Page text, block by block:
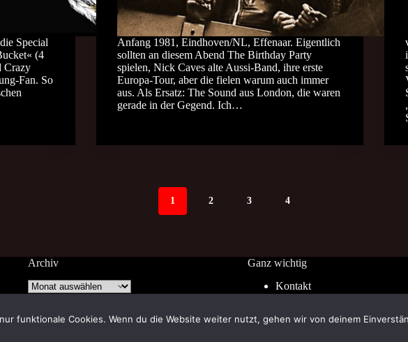
Special
(4
Crazy
Fan. So
Anfang 1981, Eindhoven/NL, Effenaar. Eigentlich
sollten an diesem Abend The Birthday Party
spielen, Nick Caves alte Aussi-Band, ihre erste
Europa-Tour, aber die fielen warum auch immer
aus. Als Ersatz: The Sound aus London, die waren
gerade in der Gegend. Ich…
1 2 3 4
Archiv
Archiv
Ganz wichtig
Kontakt
Widerrufsrecht
funktionale Cookies. Wenn du die Website weiter nutzt, gehen wir von deinem